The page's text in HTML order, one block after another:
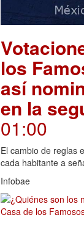
los
así
en la
01:00
El cambio de reglas
cada habitante a
Infobae